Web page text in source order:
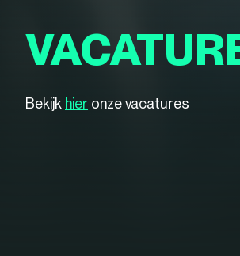
Bekijk hier onze vacatures